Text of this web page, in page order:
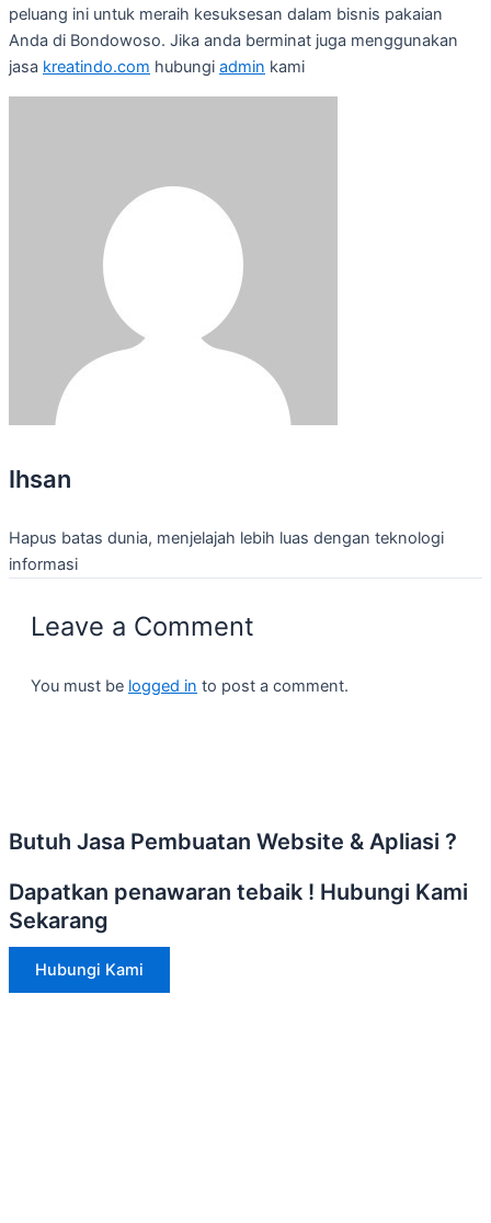
peluang ini untuk meraih kesuksesan dalam bisnis pakaian
Anda di Bondowoso. Jika anda berminat juga menggunakan
jasa kreatindo.com hubungi admin kami
Ihsan
Hapus batas dunia, menjelajah lebih luas dengan teknologi
informasi
Leave a Comment
You must be logged in to post a comment.
Butuh Jasa Pembuatan Website & Apliasi ?
Dapatkan penawaran tebaik ! Hubungi Kami
Sekarang
Hubungi Kami